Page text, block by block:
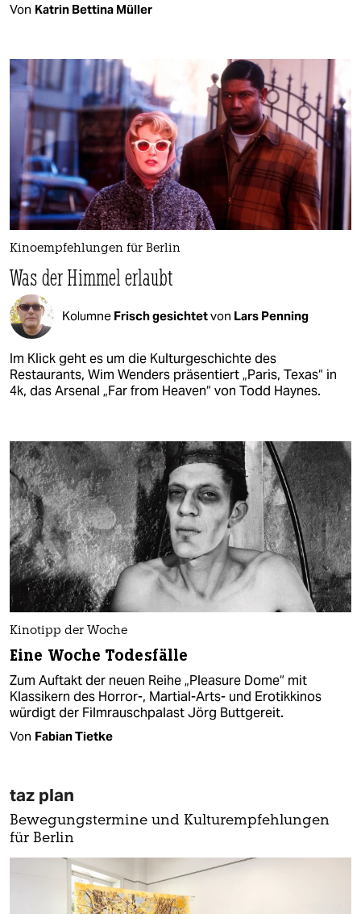
Von Katrin Bettina Müller
Kinoempfehlungen für Berlin
Was der Himmel erlaubt
Kolumne Frisch gesichtetvon Lars Penning
Im Klick geht es um die Kulturgeschichte des
Restaurants, Wim Wenders präsentiert „Paris, Texas“ in
4k, das Arsenal „Far from Heaven“ von Todd Haynes.
Kinotipp der Woche
Eine Woche Todesfälle
Zum Auftakt der neuen Reihe „Pleasure Dome“ mit
Klassikern des Horror-, Martial-Arts- und Erotikkinos
würdigt der Filmrausch­palast Jörg Buttgereit.
Von Fabian Tietke
taz plan
Bewegungstermine und Kulturempfehlungen
für Berlin